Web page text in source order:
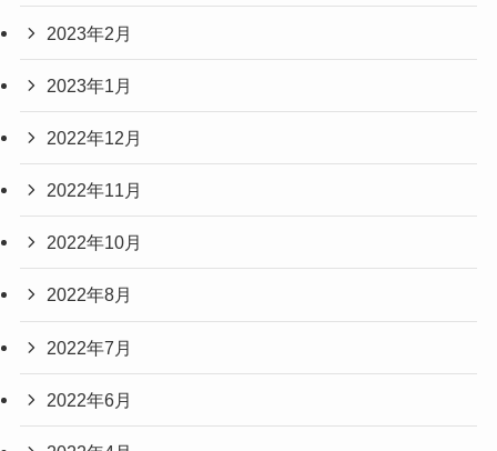
2023年2月
2023年1月
2022年12月
2022年11月
2022年10月
2022年8月
2022年7月
2022年6月